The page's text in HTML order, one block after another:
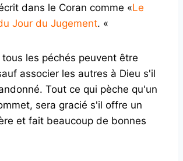
dans le Coran comme «Le
Jour du Jugement. «
les péchés peuvent être
associer les autres à Dieu s'il
Tout ce qui pèche qu'un
sera gracié s'il offre un
et fait beaucoup de bonnes